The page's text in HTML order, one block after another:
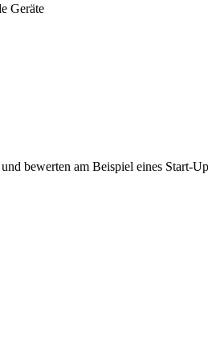
Geräte
bewerten am Beispiel eines Start-